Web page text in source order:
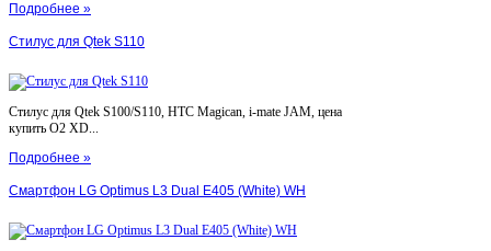
Подробнее »
Стилус для Qtek S110
Стилус для Qtek S100/S110, HTC Magican, i-mate JAM, цена
купить O2 XD...
Подробнее »
Смартфон LG Optimus L3 Dual E405 (White) WH